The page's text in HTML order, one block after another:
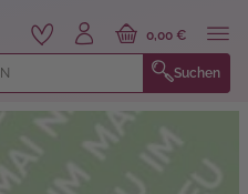
Suchen
0,00 €